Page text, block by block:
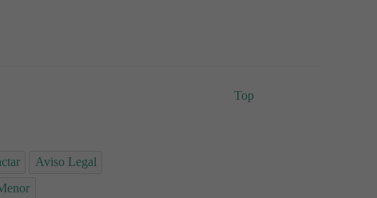
Aviso Legal
Top